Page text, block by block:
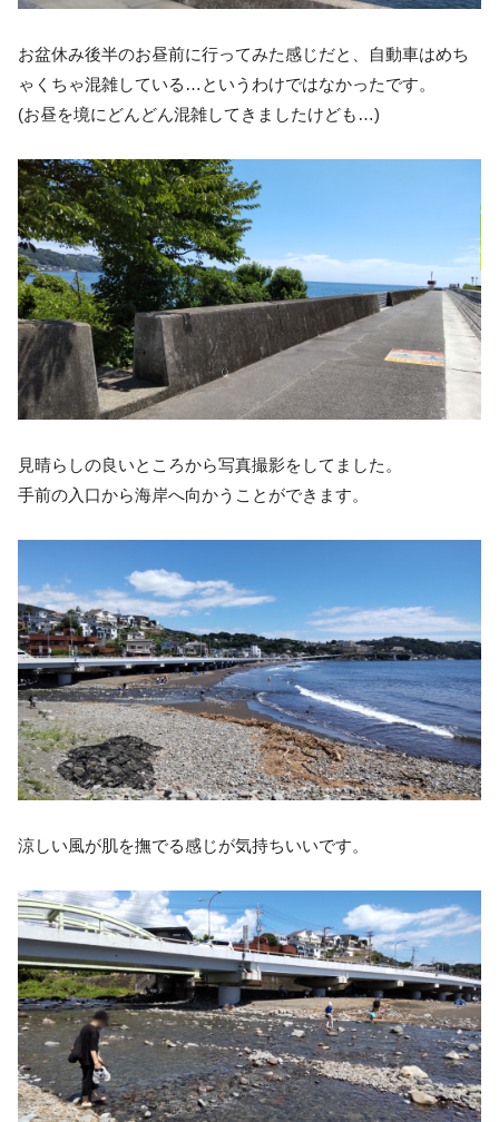
お盆休み後半のお昼前に行ってみた感じだと、自動車はめち
ゃくちゃ混雑している…というわけではなかったです。
(お昼を境にどんどん混雑してきましたけども…)
見晴らしの良いところから写真撮影をしてました。
手前の入口から海岸へ向かうことができます。
涼しい風が肌を撫でる感じが気持ちいいです。